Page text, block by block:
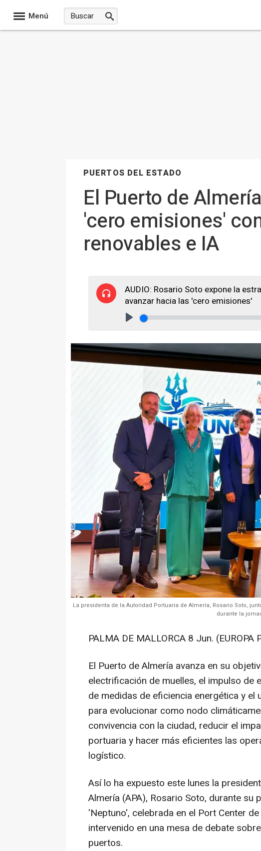
Menú
PUERTOS DEL ESTADO
El Puerto de
'cero emisiones'
renovables e IA
AUDIO: Rosario Soto expone la
avanzar hacia las 'cero emisiones'
La presidenta de la Autoridad Portuaria de Almería, Rosario Soto,
durante la
PALMA DE MALLORCA 8 Jun. (EUROPA
El Puerto de Almería avanza en su
electrificación de muelles, el impulso de
de medidas de eficiencia energética y el
para evolucionar como nodo
convivencia con la ciudad, reducir el
portuaria y hacer más eficientes las
logístico.
Así lo ha expuesto este lunes la
Almería (APA), Rosario Soto, durante
'Neptuno', celebrada en el Port Center
intervenido en una mesa de debate
puertos.